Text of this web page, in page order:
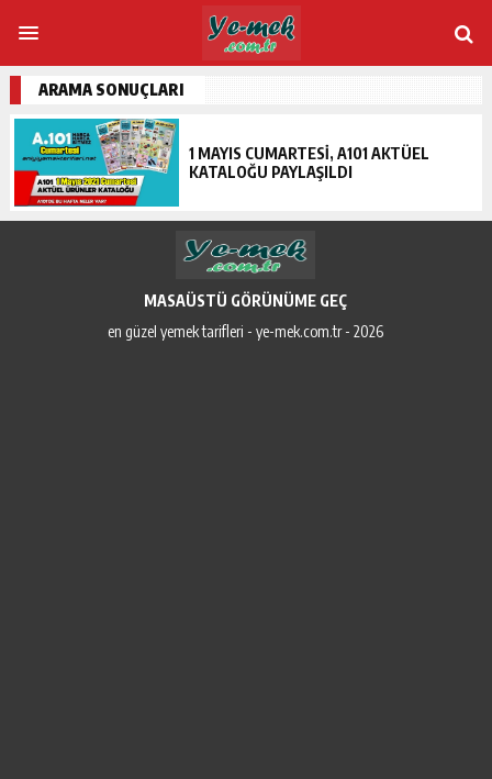
ARAMA SONUÇLARI
1 MAYIS CUMARTESI, A101 AKTÜEL
KATALOĞU PAYLAŞILDI
MASAÜSTÜ GÖRÜNÜME GEÇ
en güzel yemek tarifleri - ye-mek.com.tr - 2026